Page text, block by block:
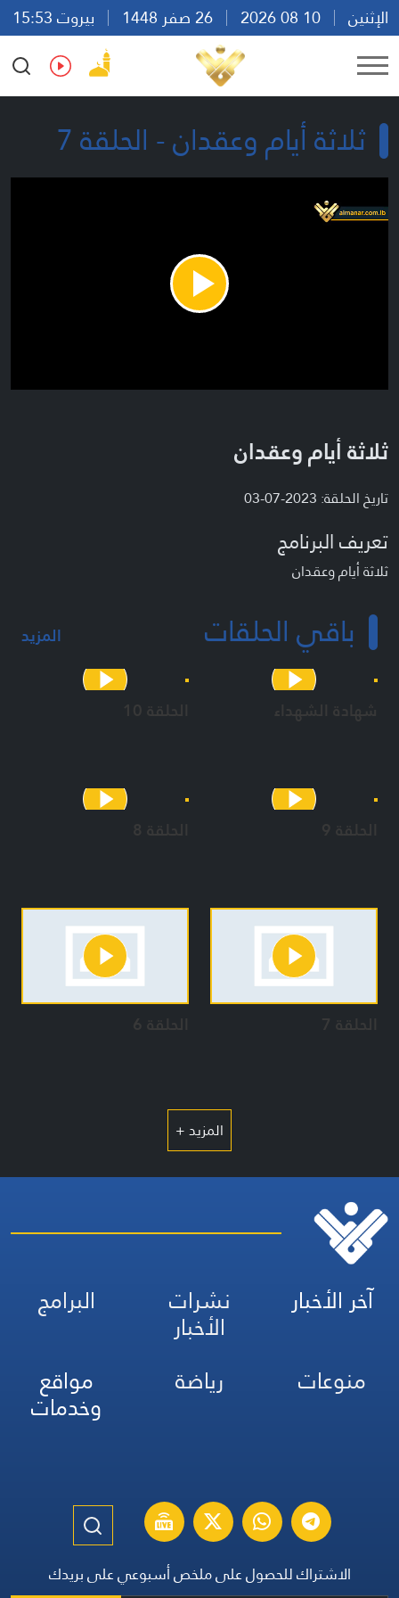
الإثنين
بيروت 15:53
Ar
En Fr Es
ثلاثة أيام وعقدان - الحلقة 7
Play
Video
ثلاثة أيام وعقدان
تاريخ الحلقة: 2023-07-03
تعريف البرنامج
ثلاثة أيام وعقدان
باقي الحلقات المزيد
شهادة الشهداء الحلقة 10
الحلقة 9 الحلقة 8
الحلقة 7 الحلقة 6
المزيد +
آخر الأخبار نشرات
الأخبار
البرامج
منوعات
رياضة مواقع
وخدمات
الاشتراك للحصول على ملخص أسبوعي على بريدك